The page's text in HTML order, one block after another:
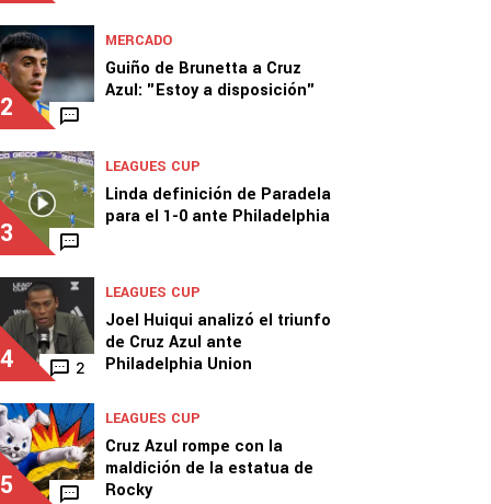
2
MERCADO
Guiño de Brunetta a Cruz
Azul: "Estoy a disposición"
3
LEAGUES CUP
Linda definición de Paradela
para el 1-0 ante Philadelphia
4 2
LEAGUES CUP
Joel Huiqui analizó el triunfo
de Cruz Azul ante
Philadelphia Union
5
LEAGUES CUP
Cruz Azul rompe con la
maldición de la estatua de
Rocky